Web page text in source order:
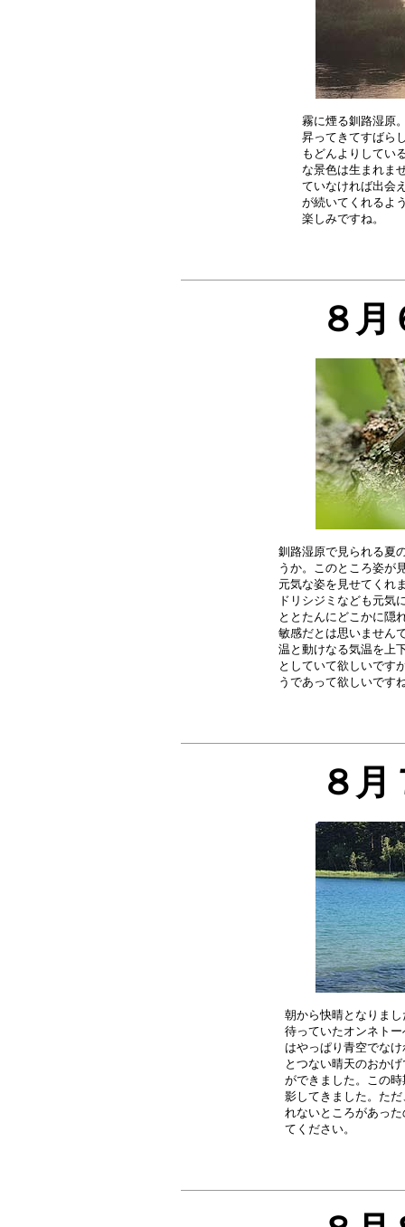
霧に煙る釧路湿原
昇ってきてすばら
もどんよりしてい
な景色は生まれま
ていなければ出会
が続いてくれるよ
８月
釧路湿原で見られる夏
うか。このところ姿が
元気な姿を見せてくれ
ドリシジミなども元気
ととたんにどこかに隠
敏感だとは思いません
温と動けなる気温を上
としていて欲しいです
８月
朝から快晴となりま
待っていたオンネト
はやっぱり青空でな
とつない晴天のおか
ができました。この
影してきました。た
れないところがあっ